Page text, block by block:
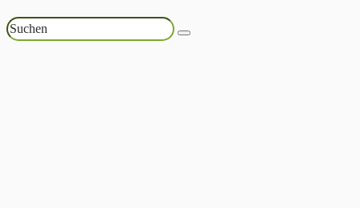
Suchen